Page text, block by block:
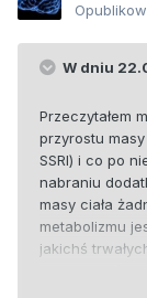
W dniu
Przeczytałem
przyrostu
SSRI) i co po
nabraniu
masy ciała
metabolizmu
jakichś
które